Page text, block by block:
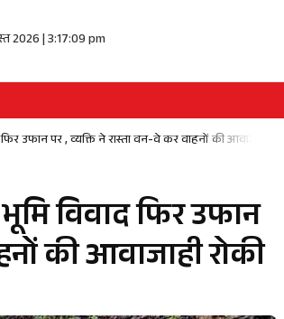
2026 | 3:17:09 pm
उफान पर , व्यक्ति ने रास्ता वन-वे कर वाहनों की आवाजाही रोकी
विवाद फिर उफान
की आवाजाही रोकी